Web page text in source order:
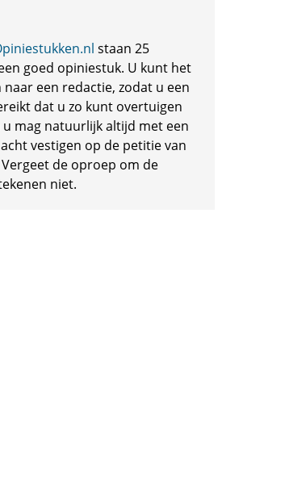
staan 25
goed opiniestuk. U kunt het
een redactie, zodat u een
dat u zo kunt overtuigen
u mag natuurlijk altijd met een
vestigen op de petitie van
de oproep om de
niet.